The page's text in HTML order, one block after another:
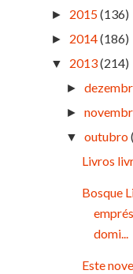
► 2015(136)
► 2014(186)
▼ 2013(214)
►
►
▼ outubro
Livros
Bosque
domi...
Este